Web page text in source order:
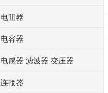
电阻器
电容器
电感器 滤波器 变压器
连接器